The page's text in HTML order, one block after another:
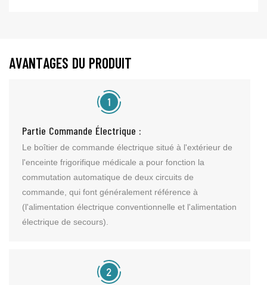
AVANTAGES DU PRODUIT
Partie Commande Électrique :
Le boîtier de commande électrique situé à l'extérieur de
l'enceinte frigorifique médicale a pour fonction la
commutation automatique de deux circuits de
commande, qui font généralement référence à
(l'alimentation électrique conventionnelle et l'alimentation
électrique de secours).